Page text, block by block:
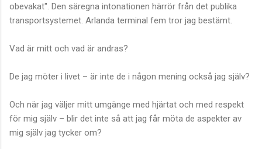
obevakat". Den säregna intonationen härrör från det publika
transportsystemet. Arlanda terminal fem tror jag bestämt.
Vad är mitt och vad är andras?
De jag möter i livet – är inte de i någon mening också jag själv?
Och när jag väljer mitt umgänge med hjärtat och med respekt
för mig själv – blir det inte så att jag får möta de aspekter av
mig själv jag tycker om?